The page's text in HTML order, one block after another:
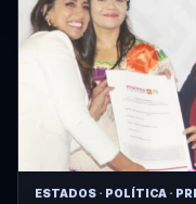
ESTADOS · POLÍTICA ·